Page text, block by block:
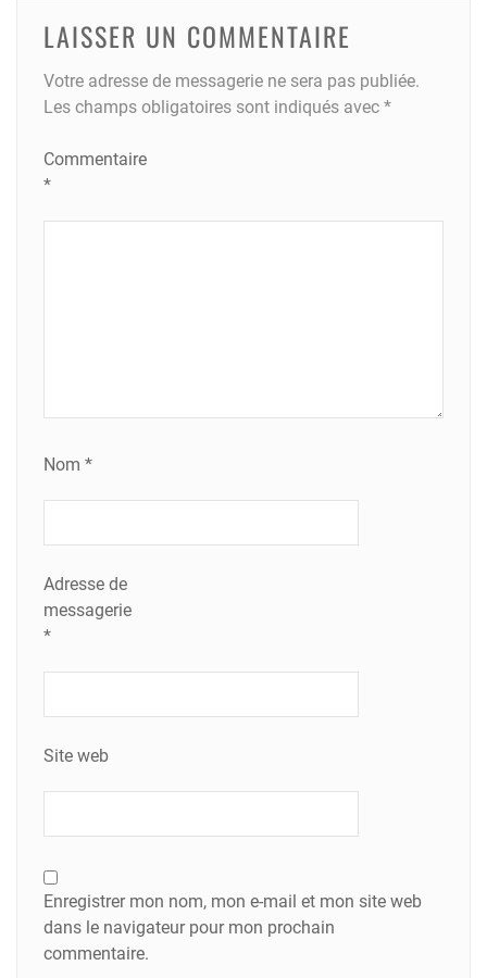
LAISSER UN COMMENTAIRE
Votre adresse de messagerie ne sera pas publiée.
Les champs obligatoires sont indiqués avec *
Commentaire
*
Nom *
Adresse de
messagerie
*
Site web
Enregistrer mon nom, mon e-mail et mon site web
dans le navigateur pour mon prochain
commentaire.